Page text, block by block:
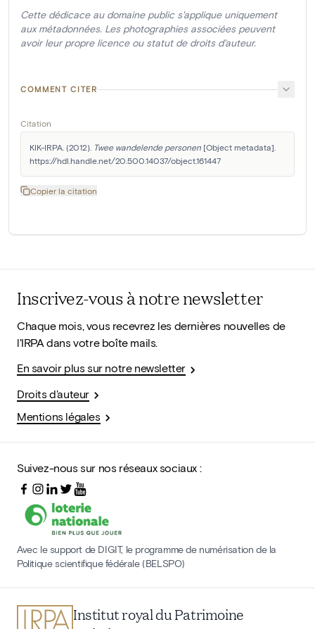
Cette dédicace au domaine public s'applique uniquement
aux métadonnées. Les photographies associées peuvent
avoir leur propre licence ou statut de droits d'auteur.
COMMENT CITER
Citation
KIK-IRPA. (2012). Twee wandelende personen [Object metadata].
https://hdl.handle.net/20.500.14037/object.161447
Copier la citation
Inscrivez-vous à notre newsletter
Chaque mois, vous recevrez les dernières nouvelles de
l'IRPA dans votre boîte mails.
En savoir plus sur notre newsletter
Droits d'auteur
Mentions légales
Suivez-nous sur nos réseaux sociaux :
Avec le support de DIGIT, le programme de numérisation de la
Politique scientifique fédérale (BELSPO)
Institut royal du Patrimoine